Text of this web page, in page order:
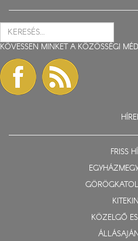
KÖVESSEN MINKET A KÖZÖSSÉGI
FRISS
KÖZELGŐ